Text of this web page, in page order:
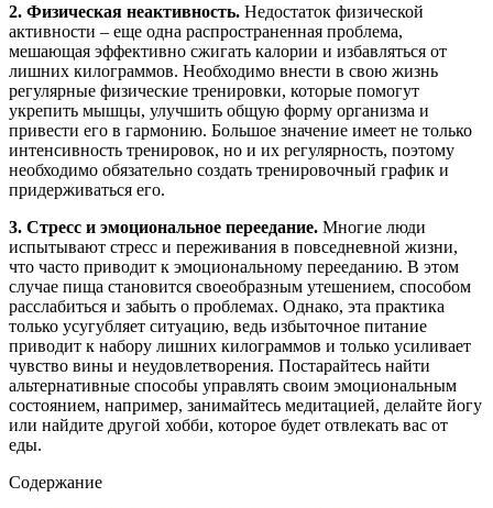
2. Физическая неактивность. Недостаток физической
активности – еще одна распространенная проблема,
мешающая эффективно сжигать калории и избавляться от
лишних килограммов. Необходимо внести в свою жизнь
регулярные физические тренировки, которые помогут
укрепить мышцы, улучшить общую форму организма и
привести его в гармонию. Большое значение имеет не только
интенсивность тренировок, но и их регулярность, поэтому
необходимо обязательно создать тренировочный график и
придерживаться его.
3. Стресс и эмоциональное переедание. Многие люди
испытывают стресс и переживания в повседневной жизни,
что часто приводит к эмоциональному перееданию. В этом
случае пища становится своеобразным утешением, способом
расслабиться и забыть о проблемах. Однако, эта практика
только усугубляет ситуацию, ведь избыточное питание
приводит к набору лишних килограммов и только усиливает
чувство вины и неудовлетворения. Постарайтесь найти
альтернативные способы управлять своим эмоциональным
состоянием, например, занимайтесь медитацией, делайте йогу
или найдите другой хобби, которое будет отвлекать вас от
еды.
Содержание